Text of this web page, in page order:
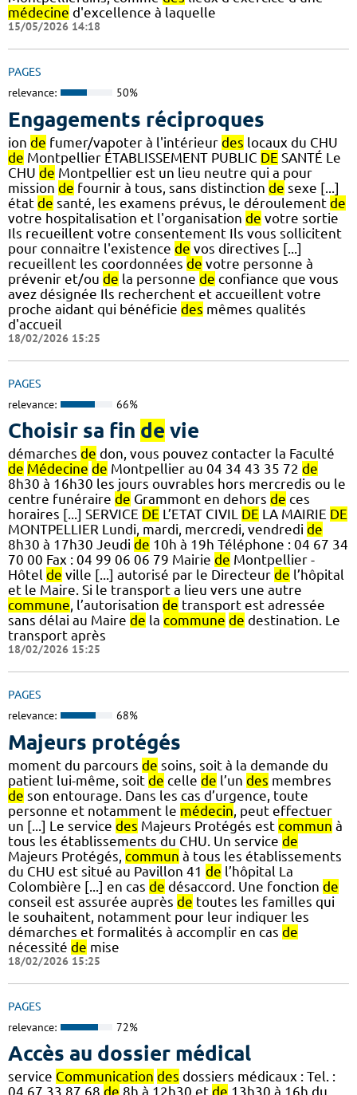
médecine d'excellence à laquelle
15/05/2026 14:18
PAGES
relevance: 50%
Engagements réciproques
ion de fumer/vapoter à l'intérieur des locaux du CHU
de Montpellier ÉTABLISSEMENT PUBLIC DE SANTÉ Le
CHU de Montpellier est un lieu neutre qui a pour
mission de fournir à tous, sans distinction de sexe [...]
état de santé, les examens prévus, le déroulement de
votre hospitalisation et l'organisation de votre sortie
Ils recueillent votre consentement Ils vous sollicitent
pour connaitre l'existence de vos directives [...]
recueillent les coordonnées de votre personne à
prévenir et/ou de la personne de confiance que vous
avez désignée Ils recherchent et accueillent votre
proche aidant qui bénéficie des mêmes qualités
d'accueil
18/02/2026 15:25
PAGES
relevance: 66%
Choisir sa fin de vie
démarches de don, vous pouvez contacter la Faculté
de Médecine de Montpellier au 04 34 43 35 72 de
8h30 à 16h30 les jours ouvrables hors mercredis ou le
centre funéraire de Grammont en dehors de ces
horaires [...] SERVICE DE L’ETAT CIVIL DE LA MAIRIE DE
MONTPELLIER Lundi, mardi, mercredi, vendredi de
8h30 à 17h30 Jeudi de 10h à 19h Téléphone : 04 67 34
70 00 Fax : 04 99 06 06 79 Mairie de Montpellier -
Hôtel de ville [...] autorisé par le Directeur de l’hôpital
et le Maire. Si le transport a lieu vers une autre
commune, l’autorisation de transport est adressée
sans délai au Maire de la commune de destination. Le
transport après
18/02/2026 15:25
PAGES
relevance: 68%
Majeurs protégés
moment du parcours de soins, soit à la demande du
patient lui-même, soit de celle de l’un des membres
de son entourage. Dans les cas d’urgence, toute
personne et notamment le médecin , peut effectuer
un [...] Le service des Majeurs Protégés est commun à
tous les établissements du CHU. Un service de
Majeurs Protégés, commun à tous les établissements
du CHU est situé au Pavillon 41 de l’hôpital La
Colombière [...] en cas de désaccord. Une fonction de
conseil est assurée auprès de toutes les familles qui
le souhaitent, notamment pour leur indiquer les
démarches et formalités à accomplir en cas de
nécessité de mise
18/02/2026 15:25
PAGES
relevance: 72%
Accès au dossier médical
service Communication des dossiers médicaux : Tel. :
04 67 33 87 68 de 8h à 12h30 et de 13h30 à 16h du